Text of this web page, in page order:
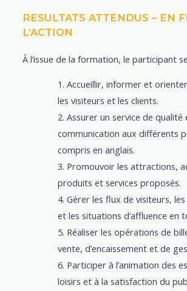
RESULTATS ATTENDUS – EN
L’ACTION
À l’issue de la formation, le participant
Accueillir, informer et
les visiteurs et les clients.
Assurer un service de qualité
communication aux différents
compris en anglais.
Promouvoir les attractions,
produits et services proposés.
Gérer les flux de visiteurs,
et les situations d’affluence en
Réaliser les opérations de
vente, d’encaissement et de
Participer à l’animation des
loisirs et à la satisfaction du